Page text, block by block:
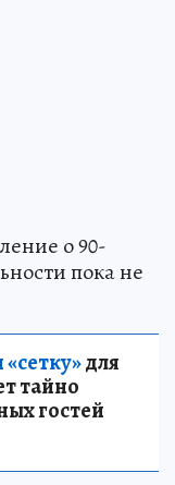
о 90-
пока не
для
тайно
гостей